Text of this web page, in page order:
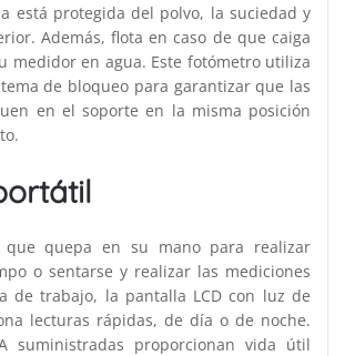
está protegida del polvo, la suciedad y
Además, flota en caso de que caiga
medidor en agua. Este fotómetro utiliza
de bloqueo para garantizar que las
en el soporte en la misma posición
que quepa en su mano para realizar
o sentarse y realizar las mediciones
de trabajo, la pantalla LCD con luz de
lecturas rápidas, de día o de noche.
suministradas proporcionan vida útil